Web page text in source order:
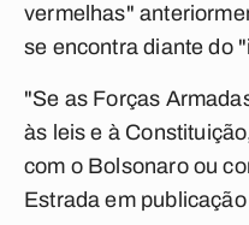
vermelhas"
se encontra diante do
"Se as Forças
às leis e à
com o Bolsonaro ou
Estrada em